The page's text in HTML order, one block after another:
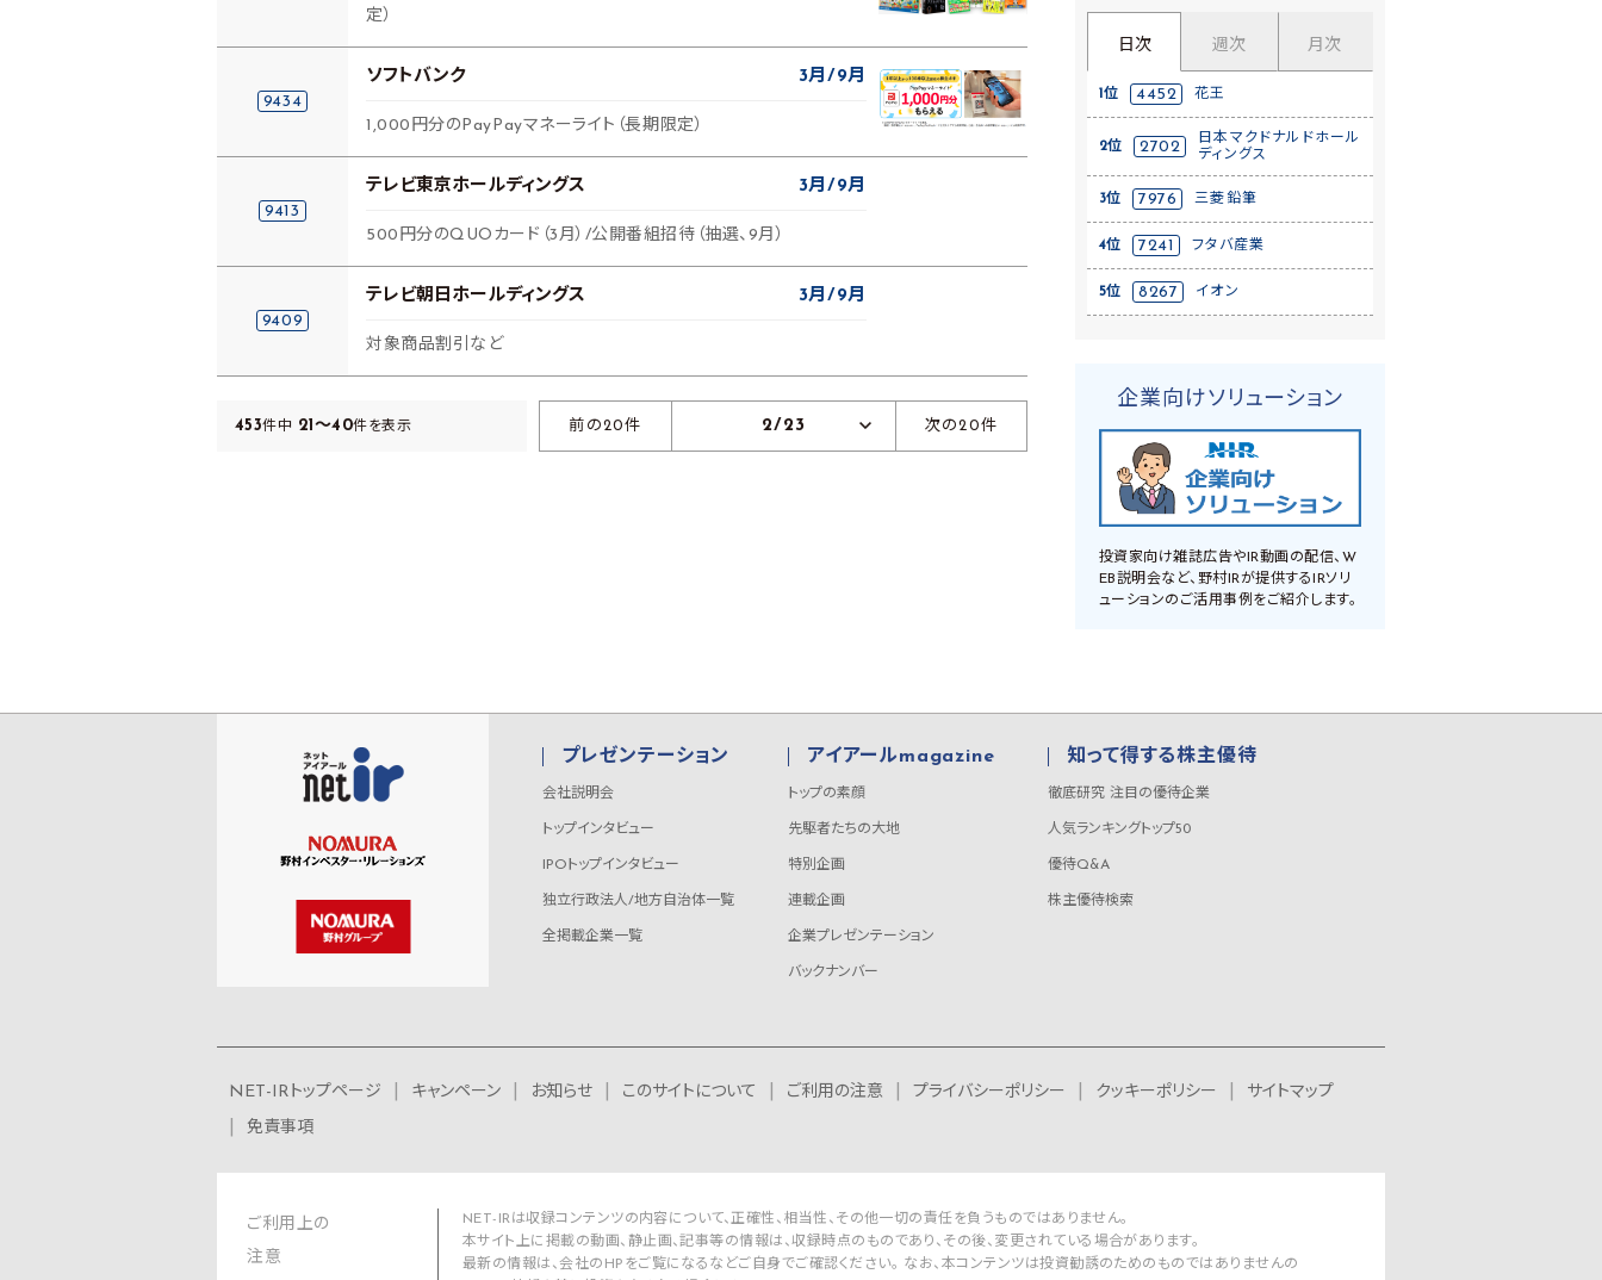
定）
9434
ソフトバンク 3月 9月
1,000円分のPayPayマネーライト（長期限定）
9413
テレビ東京ホールディングス 3月 9月
500円分のQUOカード（3月）/公開番組招待（抽選、9月）
9409
テレビ朝日ホールディングス 3月 9月
対象商品割引など
453件中 21～40件を表示 前の20件 2/23 次の20件
日次 週次 月次
1位 4452 花王
2位 2702
日本マクドナルドホール
ディングス
3位 7976 三菱鉛筆
4位 7241 フタバ産業
5位 8267 イオン
企業向けソリューション
投資家向け雑誌広告やIR動画の配信、W
EB説明会など、野村IRが提供するIRソリ
ューションのご活用事例をご紹介します。
プレゼンテーション
会社説明会
トップインタビュー
IPOトップインタビュー
独立行政法人/地方自治体一覧
全掲載企業一覧
アイアールmagazine
トップの素顔
先駆者たちの大地
特別企画
連載企画
企業プレゼンテーション
バックナンバー
知って得する株主優待
徹底研究 注目の優待企業
人気ランキングトップ50
優待Q&A
株主優待検索
NET-IRトップページ キャンペーン お知らせ このサイトについて ご利用の注意 プライバシーポリシー クッキーポリシー
サイトマップ
免責事項
ご利用上の
注意
NET-IRは収録コンテンツの内容について、正確性、相当性、その他一切の責任を負うものではありません。
本サイト上に掲載の動画、静止画、記事等の情報は、収録時点のものであり、その後、変更されている場合があります。
最新の情報は、会社のHPをご覧になるなどご自身でご確認ください。 なお、本コンテンツは投資勧誘のためのものではありませんの